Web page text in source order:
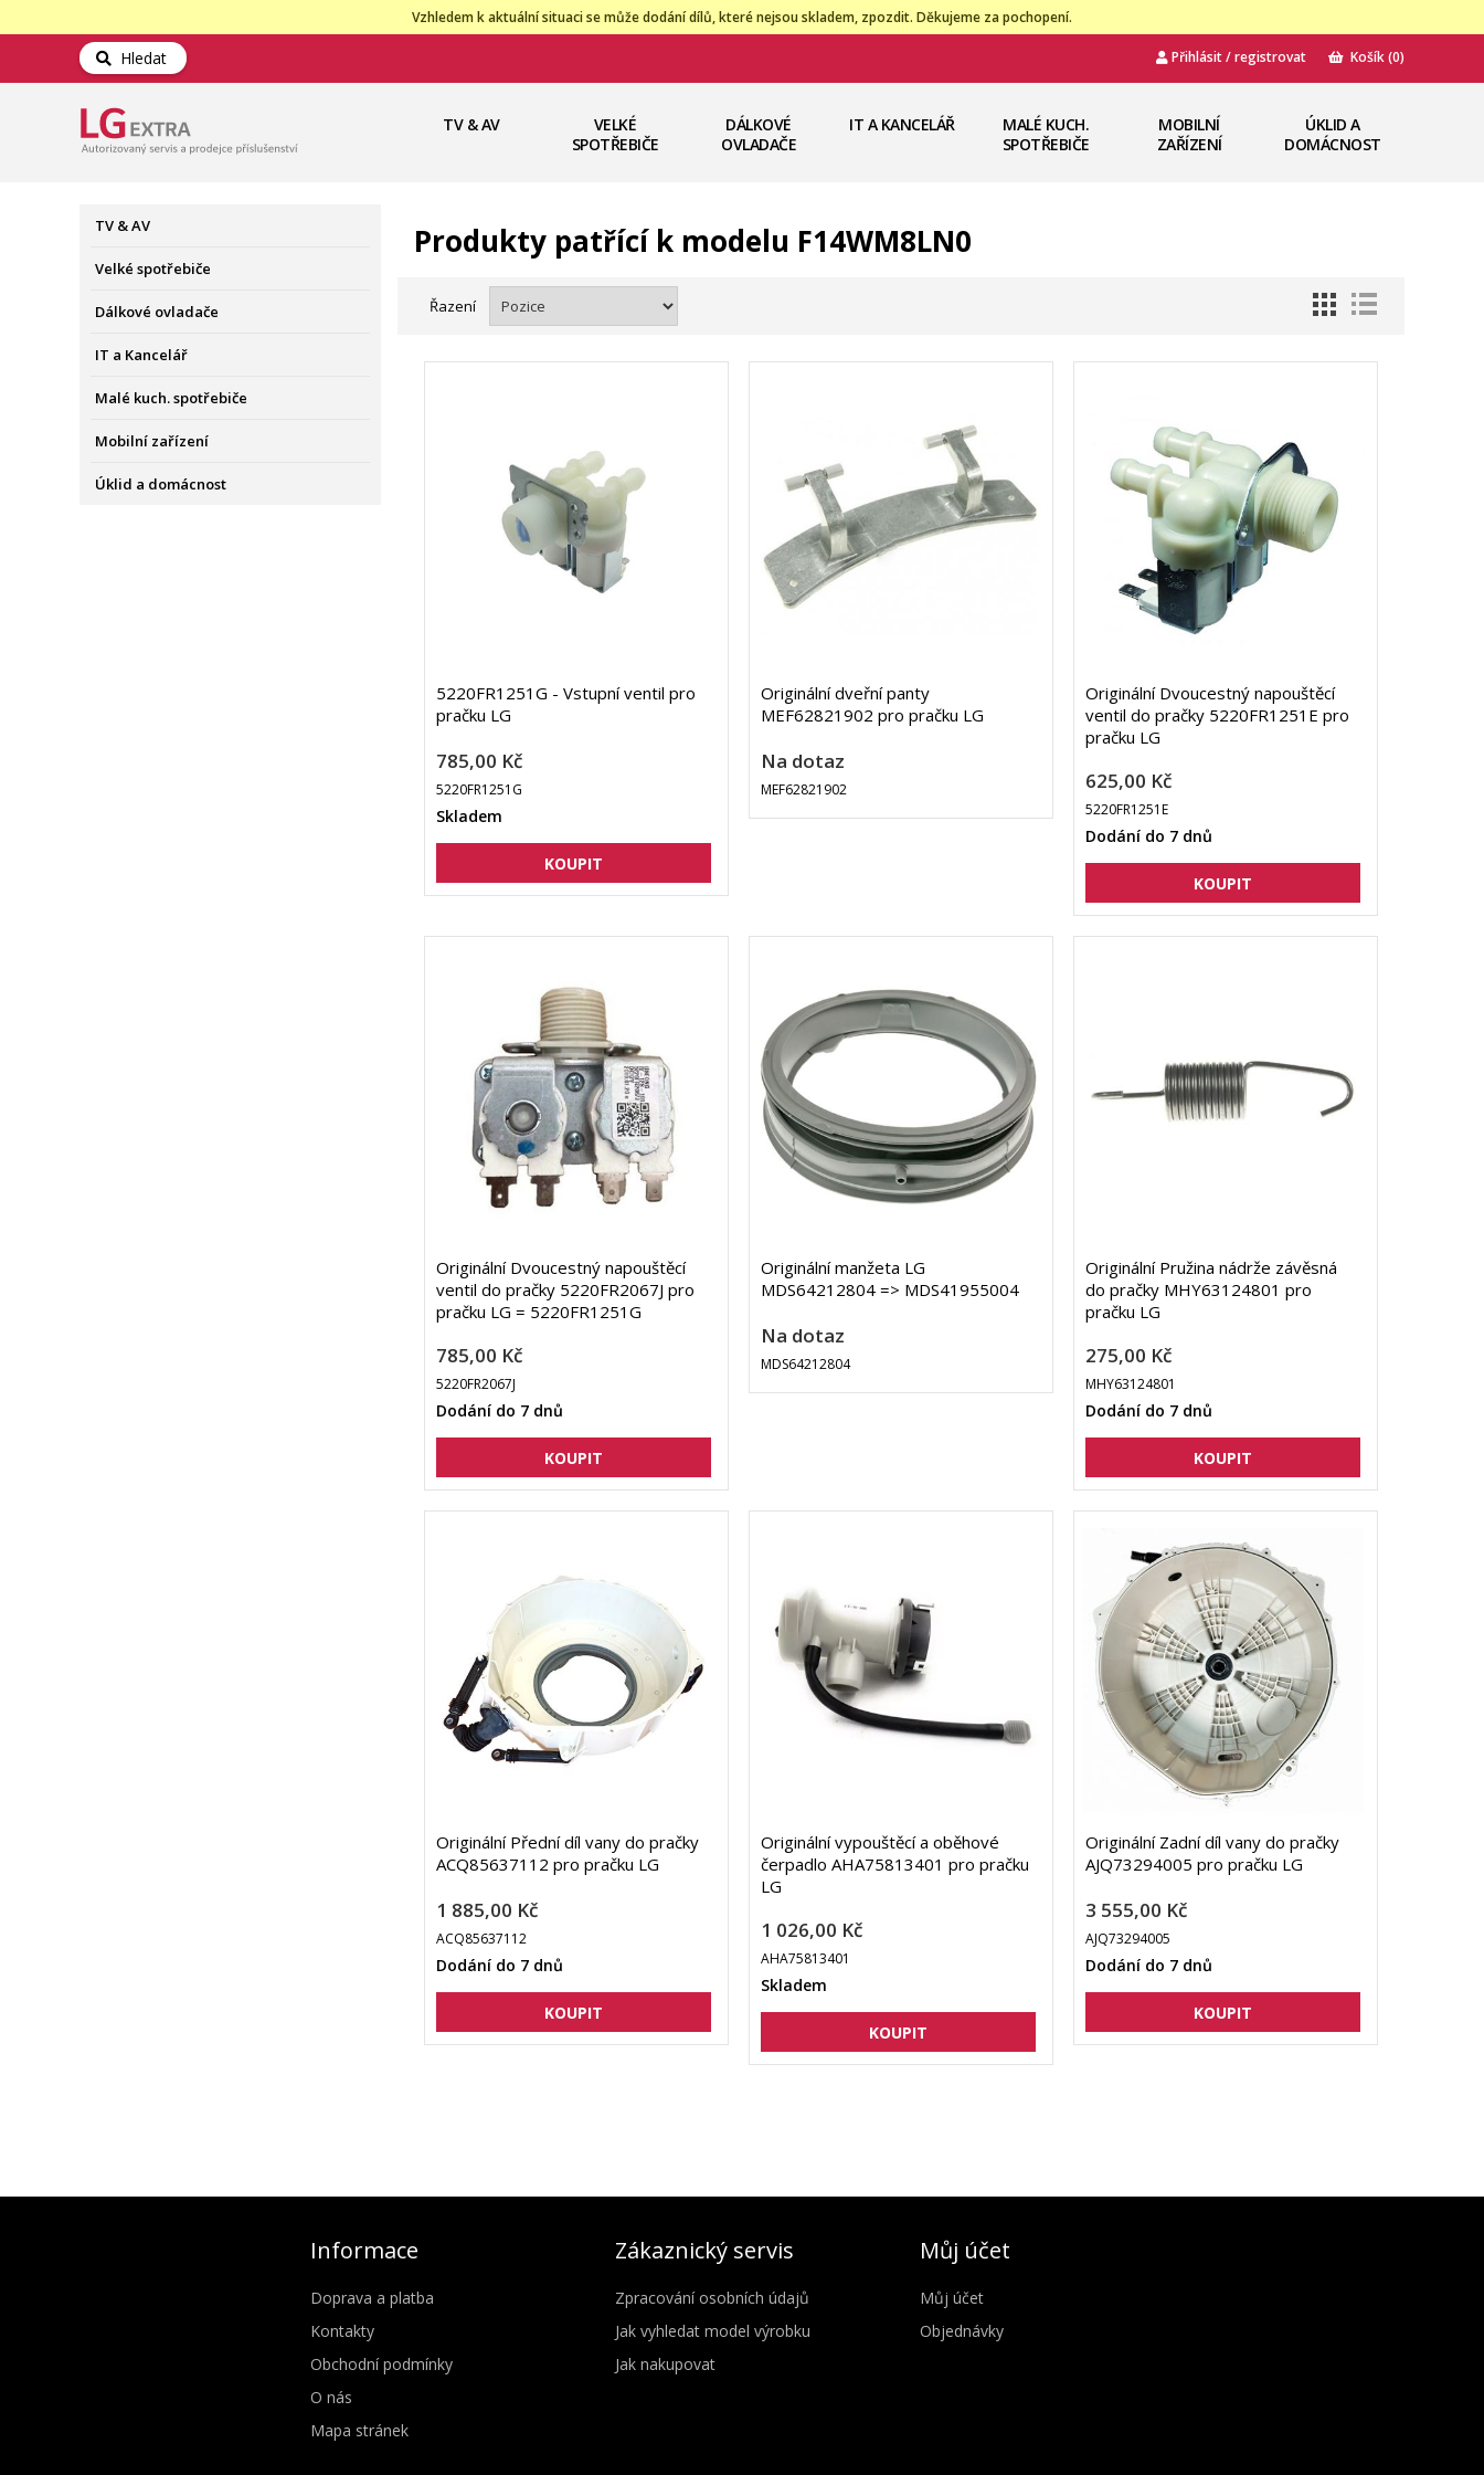
Vzhledem k aktuální situaci se může dodání dílů, které nejsou skladem, zpozdit. Děkujeme za pochopení.
Hledat Přihlásit / registrovat Košík(0)
TV & AV
VELKÉ
SPOTŘEBIČE
DÁLKOVÉ
OVLADAČE
IT A KANCELÁŘ
MALÉ KUCH.
SPOTŘEBIČE
MOBILNÍ
ZAŘÍZENÍ
ÚKLID A
DOMÁCNOST
TV & AV
Velké spotřebiče
Dálkové ovladače
IT a Kancelář
Malé kuch. spotřebiče
Mobilní zařízení
Úklid a domácnost
Produkty patřící k modelu F14WM8LN0
Řazení
5220FR1251G - Vstupní ventil pro
pračku LG
785,00 Kč
5220FR1251G
Skladem
Originální dveřní panty
MEF62821902 pro pračku LG
Na dotaz
MEF62821902
Originální Dvoucestný napouštěcí
ventil do pračky 5220FR1251E pro
pračku LG
625,00 Kč
5220FR1251E
Dodání do 7 dnů
Originální Dvoucestný napouštěcí
ventil do pračky 5220FR2067J pro
pračku LG = 5220FR1251G
785,00 Kč
5220FR2067J
Dodání do 7 dnů
Originální manžeta LG
MDS64212804 => MDS41955004
Na dotaz
MDS64212804
Originální Pružina nádrže závěsná
do pračky MHY63124801 pro
pračku LG
275,00 Kč
MHY63124801
Dodání do 7 dnů
Originální Přední díl vany do pračky
ACQ85637112 pro pračku LG
1 885,00 Kč
ACQ85637112
Dodání do 7 dnů
Originální vypouštěcí a oběhové
čerpadlo AHA75813401 pro pračku
LG
1 026,00 Kč
AHA75813401
Skladem
Originální Zadní díl vany do pračky
AJQ73294005 pro pračku LG
3 555,00 Kč
AJQ73294005
Dodání do 7 dnů
Informace
Doprava a platba
Kontakty
Obchodní podmínky
O nás
Mapa stránek
Zákaznický servis
Zpracování osobních údajů
Jak vyhledat model výrobku
Jak nakupovat
Můj účet
Můj účet
Objednávky